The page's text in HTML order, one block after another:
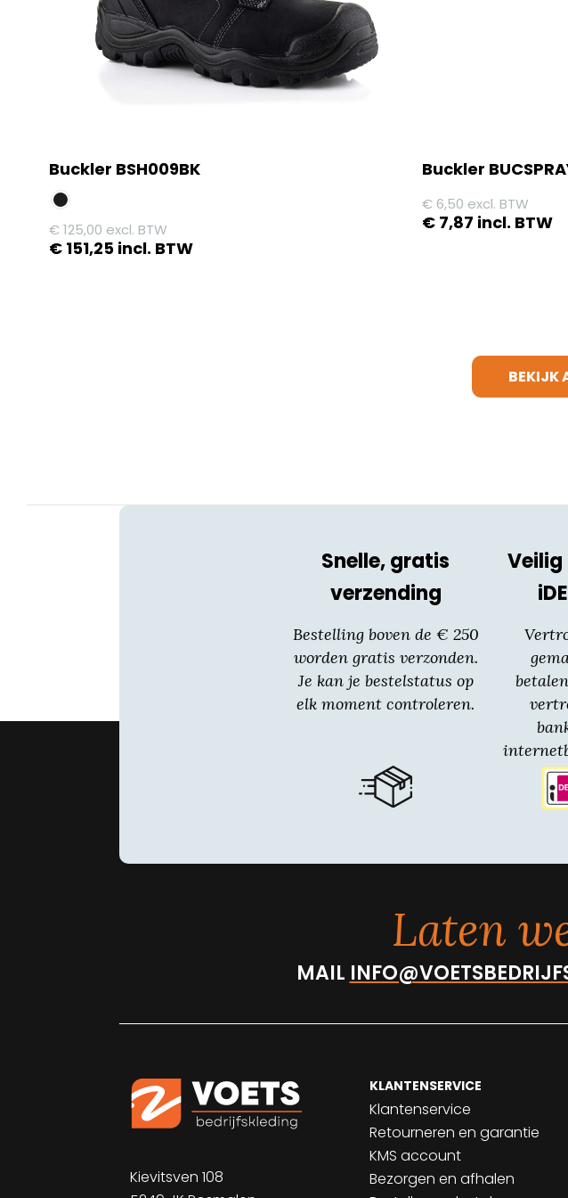
Buckler BSH009BK
€125,00 excl. BTW
€151,25incl. BTW
op
Buckler
€ 6,50 excl. BTW
€ 7,87 incl. BTW
BEKIJK
Snelle, gratis
verzending
Bestelling boven de € 250
worden gratis verzonden.
Je kan je bestelstatus op
elk moment controleren.
Laten
MAIL
Kievitsven 108
KLANTENSERVICE
Klantenservice
Retourneren en garantie
KMS account
Bezorgen en afhalen